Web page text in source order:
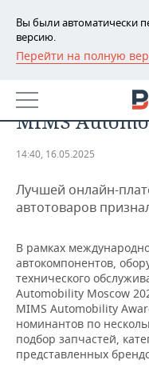
Вы были автоматически
версию.
Перейти на полную
РЕГИОНЫ
БАШКОРТОСТАН
ТАТАРСТАН
НОВОСТИ
АНАЛИТИКА
ДЕКЛАРАЦИИ О
КОРОЛИ
ВУЗЫ ТАТАРСТАНА
КОМУ
ТОРГОВЫЕ ЦЕНТРЫ
ТАТАРСТАНА
НОВОСТИ
ФИНАНСЫ
БАНКИ
БЮДЖЕТ
ИНВЕСТИЦИИ
ПРОМЫШЛЕННОСТЬ
НОВОСТИ
ПРОМЫШЛЕННОСТИ
АГРОПРОМ
МАШИНОСТРОЕНИЕ
НЕФТЕХИМИЯ
НЕДВИЖИМОСТЬ
НОВОСТИ
АВТО
НОВОСТИ АВТО
БИЗНЕС
НОВОСТИ БИЗНЕСА
ТЕХНОЛОГИИ
Стали
MIMS
14:40, 16.05.2025
Лучшей онлайн-
автотоваров
В рамках
автокомпонентов,
технического
Automobility Moscow
MIMS Automobility
номинантов по
подбор запчастей,
представленных